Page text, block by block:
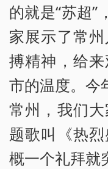
的就是“苏超”
家展示了常
搏精神，给
市的温度。今
常州，我们
题歌叫《热
概一个礼拜就